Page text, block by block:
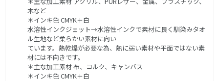
木など
＊インキ色 CMYK＋白
水溶性インクジェット→水溶性インクで素材に良く馴染みタオ
ル生地など柔らかい素材に向い
ています。熱乾燥が必要な為、熱に弱い素材や平面ではない素
材には不向きです。
＊主な加工素材 布、コルク、キャンバス
＊インキ色 CMYK＋白